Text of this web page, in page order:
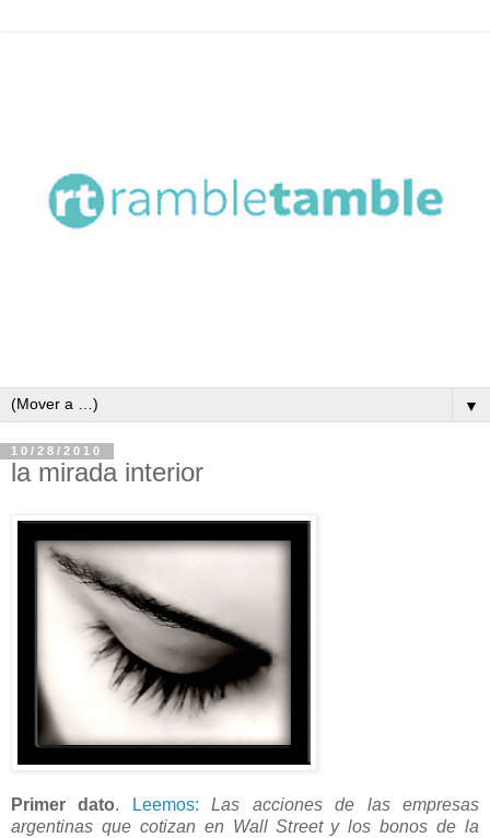
▼
10/28/2010
la mirada interior
Primer dato. Leemos: Las acciones de las empresas
argentinas que cotizan en Wall Street y los bonos de la